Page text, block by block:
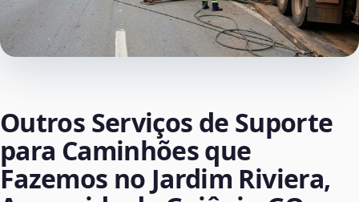
Outros Serviços de Suporte
para Caminhões que
Fazemos no Jardim Riviera,